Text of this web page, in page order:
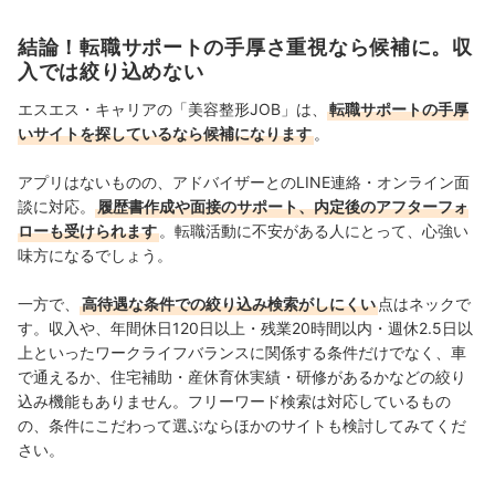
からこそ、徹底検証を通じて全ユーザーが選びやすい情
報を届ける」ことをモットーに活動している。
真田桃花のプロフィール
結論！転職サポートの手厚さ重視なら候補に。収
入では絞り込めない
エスエス・キャリアの「美容整形JOB」は、
転職サポートの手厚
いサイトを探しているなら候補になります 。
アプリはないものの、アドバイザーとのLINE連絡・オンライン面
談に対応。
履歴書作成や面接のサポート、内定後のアフターフォ
ローも受けられます 。転職活動に不安がある人にとって、心強い
味方になるでしょう。
一方で、 高待遇な条件での絞り込み検索がしにくい 点はネックで
す。収入や、年間休日120日以上・残業20時間以内・週休2.5日以
上といったワークライフバランスに関係する条件だけでなく、車
で通えるか、住宅補助・産休育休実績・研修があるかなどの絞り
込み機能もありません。フリーワード検索は対応しているもの
の、条件にこだわって選ぶならほかのサイトも検討してみてくだ
さい。